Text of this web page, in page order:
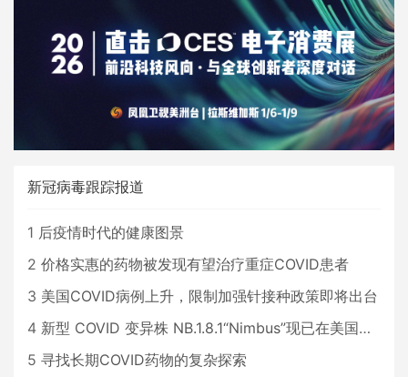
新冠病毒跟踪报道
1 后疫情时代的健康图景
2 价格实惠的药物被发现有望治疗重症COVID患者
3 美国COVID病例上升，限制加强针接种政策即将出台
4 新型 COVID 变异株 NB.1.8.1“Nimbus”现已在美国占据主导地位
5 寻找长期COVID药物的复杂探索